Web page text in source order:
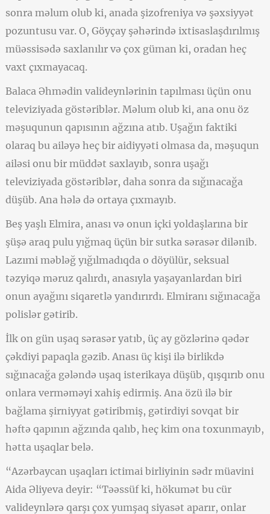
sonra məlum olub ki, anada şizofreniya və şəxsiyyət
pozuntusu var. O, Göyçay şəhərində ixtisaslaşdırılmış
müəssisədə saxlanılır və çox güman ki, oradan heç
vaxt çıxmayacaq.
Balaca Əhmədin valideynlərinin tapılması üçün onu
televiziyada göstəriblər. Məlum olub ki, ana onu öz
məşuqunun qapısının ağzına atıb. Uşağın faktiki
olaraq bu ailəyə heç bir aidiyyəti olmasa da, məşuqun
ailəsi onu bir müddət saxlayıb, sonra uşağı
televiziyada göstəriblər, daha sonra da sığınacağa
düşüb. Ana hələ də ortaya çıxmayıb.
Beş yaşlı Elmira, anası və onun içki yoldaşlarına bir
şüşə araq pulu yığmaq üçün bir sutka sərasər dilənib.
Lazımi məbləğ yığılmadıqda o döyülür, seksual
təzyiqə məruz qalırdı, anasıyla yaşayanlardan biri
onun ayağını siqaretlə yandırırdı. Elmiranı sığınacağa
polislər gətirib.
İlk on gün uşaq sərasər yatıb, üç ay gözlərinə qədər
çəkdiyi papaqla gəzib. Anası üç kişi ilə birlikdə
sığınacağa gələndə uşaq isterikaya düşüb, qışqırıb onu
onlara verməməyi xahiş edirmiş. Ana özü ilə bir
bağlama şirniyyat gətiribmiş, gətirdiyi sovqat bir
həftə qapının ağzında qalıb, heç kim ona toxunmayıb,
hətta uşaqlar belə.
“Azərbaycan uşaqları ictimai birliyinin sədr müavini
Aida Əliyeva deyir: “Təəssüf ki, hökumət bu cür
valideynlərə qarşı çox yumşaq siyasət aparır, onlar